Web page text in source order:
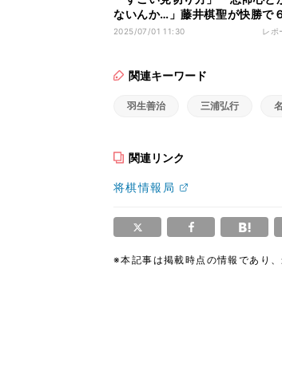
ないんか…」藤井棋聖が快勝で６
連覇、通算タイトル数は30の
2025/07/01 11:30 レポ
関連キーワード
羽生善治 三浦弘行
関連リンク
将棋情報局
※本記事は掲載時点の情報であり